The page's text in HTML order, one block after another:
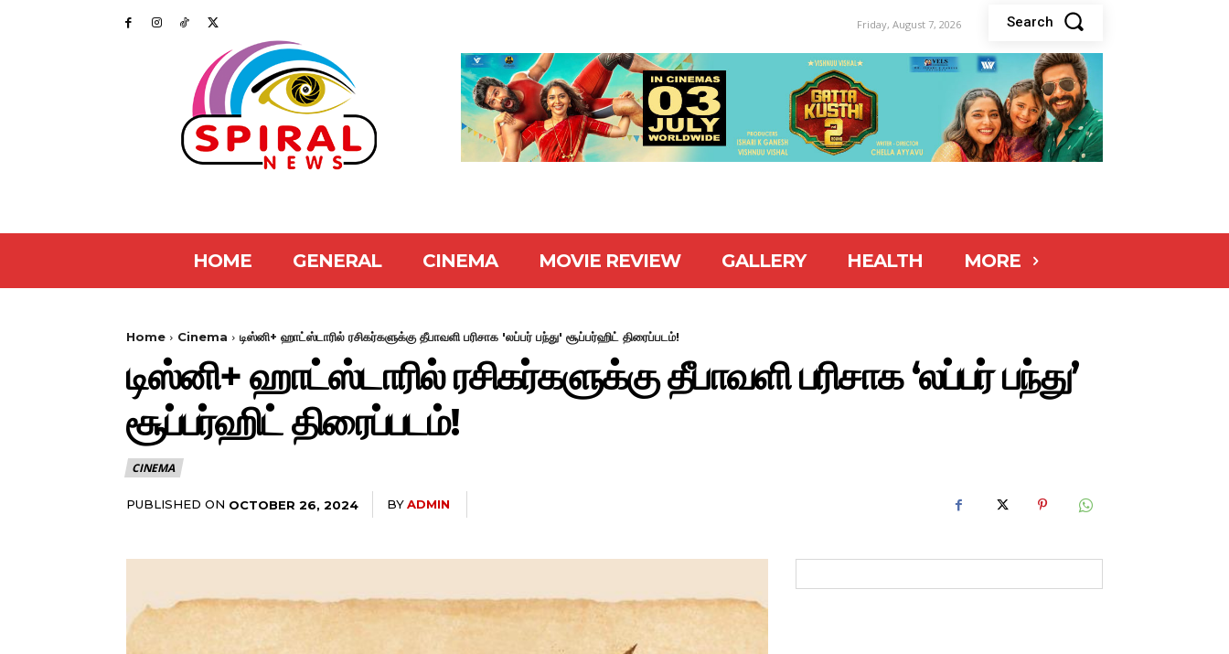
Friday, August 7, 2026 Search
HOME GENERAL CINEMA MOVIE REVIEW GALLERY HEALTH MORE
Home Cinema டிஸ்னி+ ஹாட்ஸ்டாரில் ரசிகர்களுக்கு தீபாவளி பரிசாக 'லப்பர் பந்து' சூப்பர்ஹிட் திரைப்படம்!
டிஸ்னி+ ஹாட்ஸ்டாரில் ரசிகர்களுக்கு தீபாவளி பரிசாக ‘லப்பர் பந்து’
சூப்பர்ஹிட் திரைப்படம்!
CINEMA
PUBLISHED ON OCTOBER 26, 2024 BYADMIN